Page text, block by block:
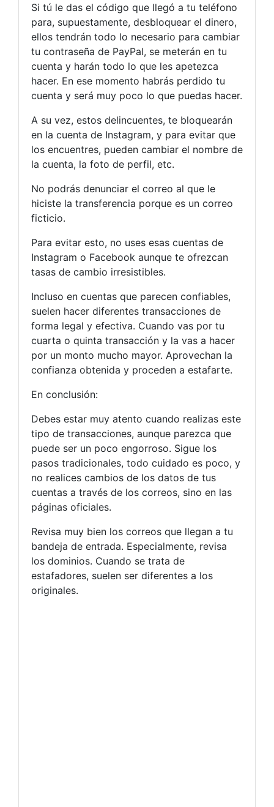
Si tú le das el código que llegó a tu teléfono
para, supuestamente, desbloquear el dinero,
ellos tendrán todo lo necesario para cambiar
tu contraseña de PayPal, se meterán en tu
cuenta y harán todo lo que les apetezca
hacer. En ese momento habrás perdido tu
cuenta y será muy poco lo que puedas hacer.
A su vez, estos delincuentes, te bloquearán
en la cuenta de Instagram, y para evitar que
los encuentres, pueden cambiar el nombre de
la cuenta, la foto de perfil, etc.
No podrás denunciar el correo al que le
hiciste la transferencia porque es un correo
ficticio.
Para evitar esto, no uses esas cuentas de
Instagram o Facebook aunque te ofrezcan
tasas de cambio irresistibles.
Incluso en cuentas que parecen confiables,
suelen hacer diferentes transacciones de
forma legal y efectiva. Cuando vas por tu
cuarta o quinta transacción y la vas a hacer
por un monto mucho mayor. Aprovechan la
confianza obtenida y proceden a estafarte.
En conclusión:
Debes estar muy atento cuando realizas este
tipo de transacciones, aunque parezca que
puede ser un poco engorroso. Sigue los
pasos tradicionales, todo cuidado es poco, y
no realices cambios de los datos de tus
cuentas a través de los correos, sino en las
páginas oficiales.
Revisa muy bien los correos que llegan a tu
bandeja de entrada. Especialmente, revisa
los dominios. Cuando se trata de
estafadores, suelen ser diferentes a los
originales.